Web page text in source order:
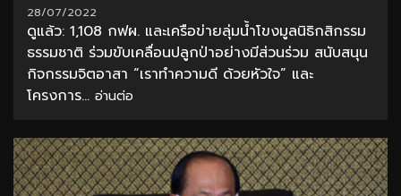
28/07/2022
ดูแล้ว: 1,108 กฟผ. และเครือข่ายลุ่มน้ำโขงมูลนิธิกสิกรรม
ธรรมชาติ ร่วมขับเคลื่อนปลูกป่าอย่างมีส่วนร่วม สนับสนุน
กิจกรรมจิตอาสา “เราทำความดี ด้วยหัวใจ” และ
โครงการ... อ่านต่อ